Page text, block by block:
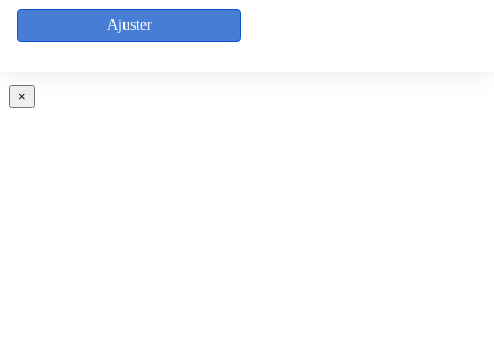
×
Ajuster